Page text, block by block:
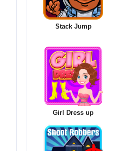
Stack Jump
Girl Dress up